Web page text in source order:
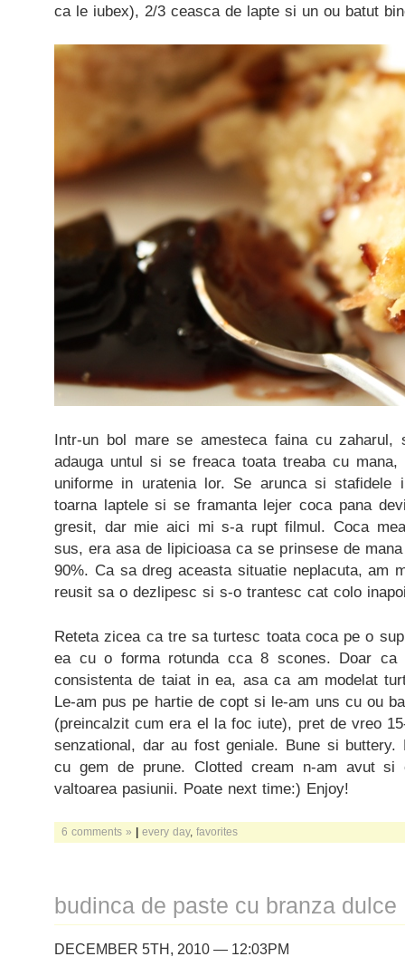
ca le iubex), 2/3 ceasca de lapte si un ou batut
Intr-un bol mare se amesteca faina cu
adauga untul si se freaca toata treaba cu
uniforme in uratenia lor. Se arunca si stafidele
toarna laptele si se framanta lejer coca pana
gresit, dar mie aici mi s-a rupt filmul. Coca
sus, era asa de lipicioasa ca se prinsese de
90%. Ca sa dreg aceasta situatie neplacuta, am
reusit sa o dezlipesc si s-o trantesc cat colo
Reteta zicea ca tre sa turtesc toata coca pe o
ea cu o forma rotunda cca 8 scones. Doar
consistenta de taiat in ea, asa ca am modelat
Le-am pus pe hartie de copt si le-am uns cu ou
(preincalzit cum era el la foc iute), pret de vreo
senzational, dar au fost geniale. Bune si
cu gem de prune. Clotted cream n-am avut
valtoarea pasiunii. Poate next time:) Enjoy!
6 comments » | every day, favorites
budinca de paste cu branza dulce
DECEMBER 5TH, 2010 — 12:03PM